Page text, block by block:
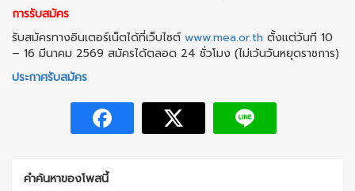
การรับสมัคร
รับสมัครทางอินเตอร์เน็ตได้ที่เว็บไซต์www.mea.or.th ตั้งแต่วันที 10
– 16 มีนาคม 2569 สมัครได้ตลอด 24 ชั่วโมง (ไม่เว้นวันหยุดราชการ)
ประกาศรับสมัคร
คำค้นหาของโพสนี้